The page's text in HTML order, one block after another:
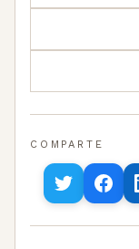
COMPARTE